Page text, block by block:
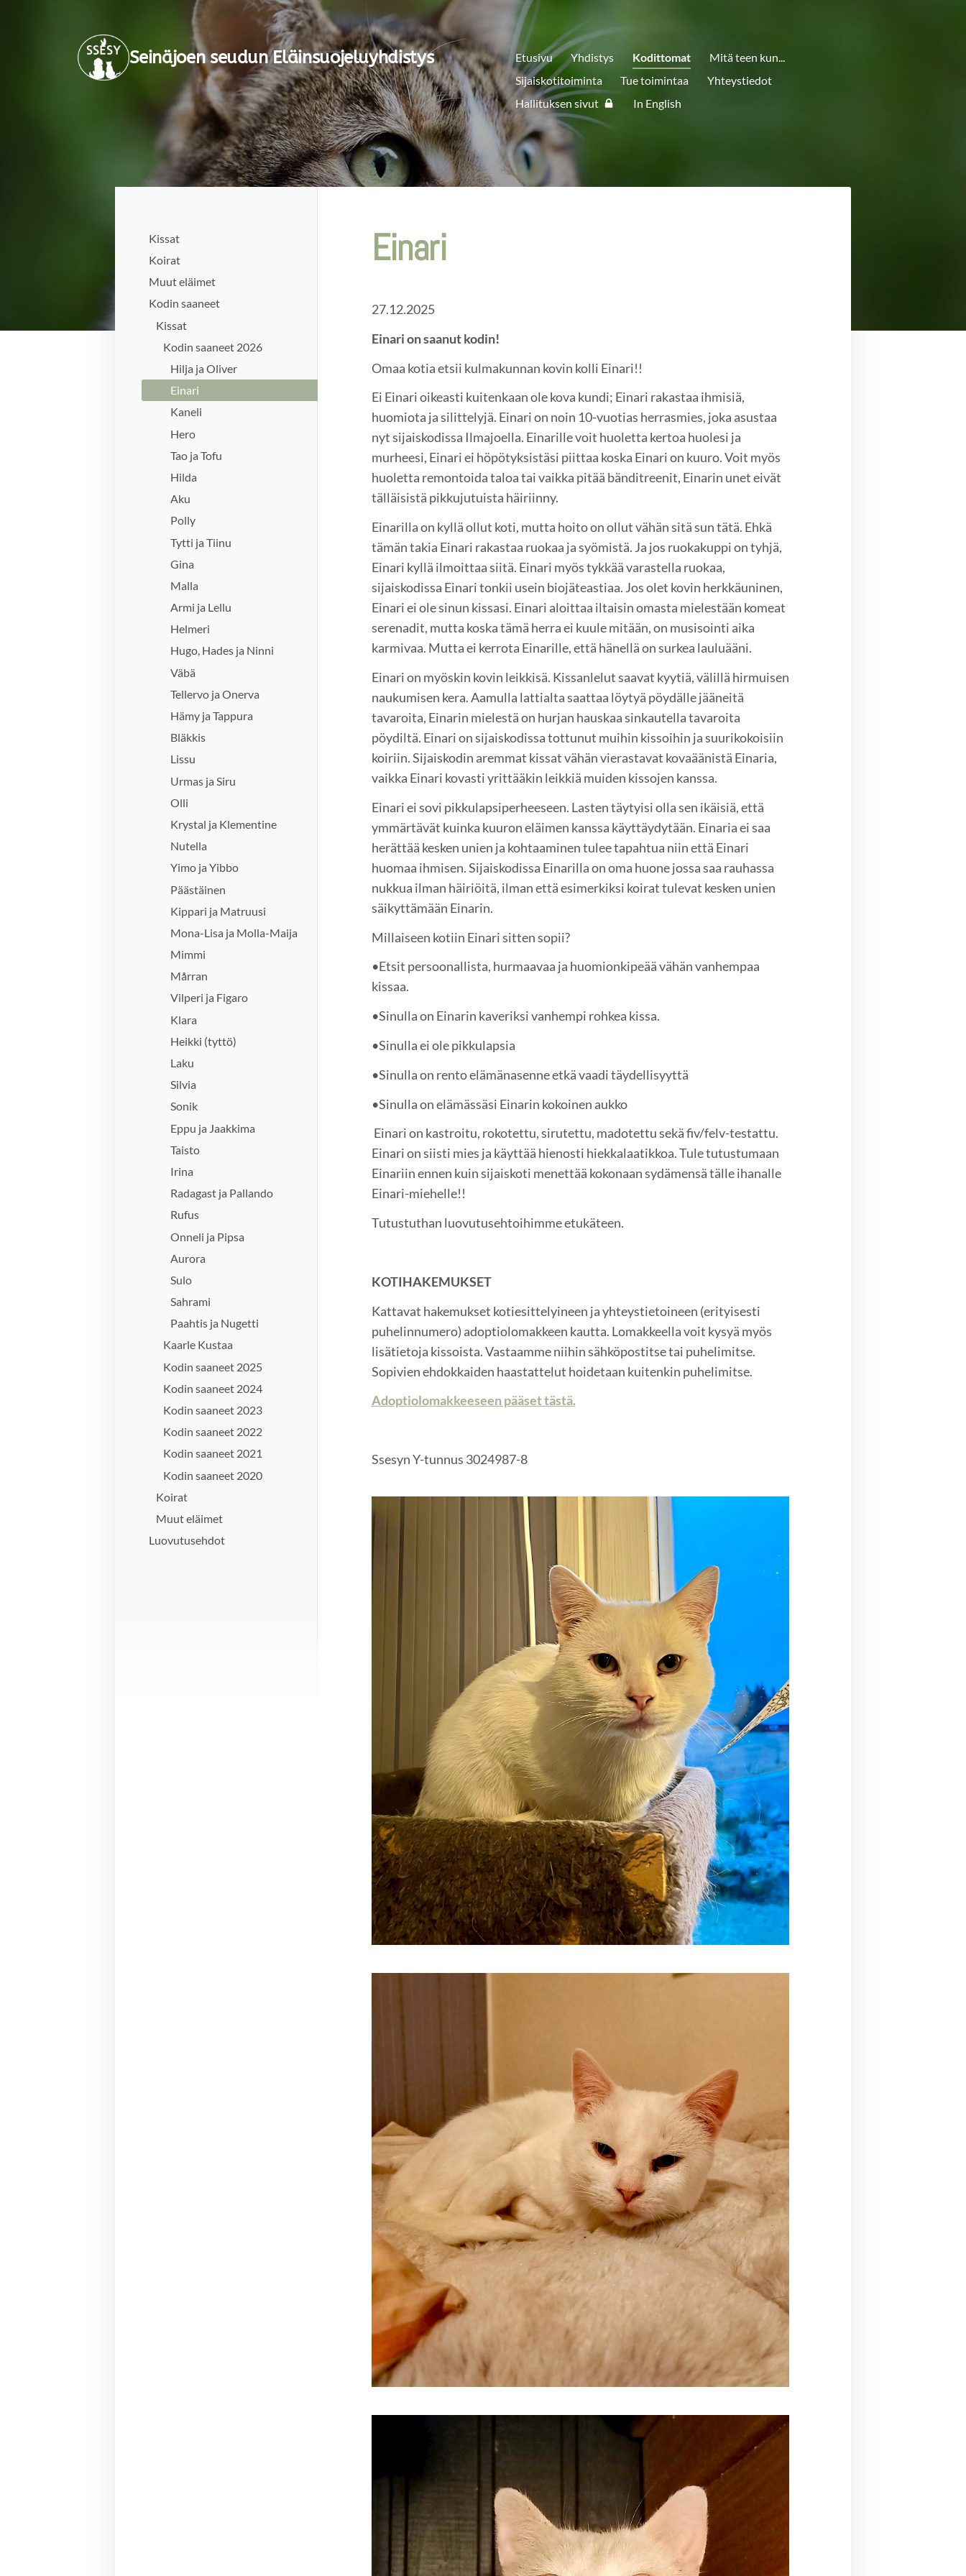
Seinäjoen seudun Eläinsuojeluyhdistys Etusivu Yhdistys Kodittomat
Mitä teen kun...
Sijaiskotitoiminta
Tue toimintaa
Yhteystiedot
Hallituksen sivut
In English
Kissat
Koirat
Muut eläimet
Kodin saaneet
Kissat
Kodin saaneet 2026
Hilja ja Oliver
Einari
Kaneli
Hero
Tao ja Tofu
Hilda
Aku
Polly
Tytti ja Tiinu
Gina
Malla
Armi ja Lellu
Helmeri
Hugo, Hades ja Ninni
Väbä
Tellervo ja Onerva
Hämy ja Tappura
Bläkkis
Lissu
Urmas ja Siru
Olli
Krystal ja Klementine
Nutella
Yimo ja Yibbo
Päästäinen
Kippari ja Matruusi
Mona-Lisa ja Molla-Maija
Mimmi
Mårran
Vilperi ja Figaro
Klara
Heikki (tyttö)
Laku
Silvia
Sonik
Eppu ja Jaakkima
Taisto
Irina
Radagast ja Pallando
Rufus
Onneli ja Pipsa
Aurora
Sulo
Sahrami
Paahtis ja Nugetti
Kaarle Kustaa
Kodin saaneet 2025
Kodin saaneet 2024
Kodin saaneet 2023
Kodin saaneet 2022
Kodin saaneet 2021
Kodin saaneet 2020
Koirat
Muut eläimet
Luovutusehdot
Einari
27.12.2025
Einari on saanut kodin!
Omaa kotia etsii kulmakunnan kovin kolli Einari!!
Ei Einari oikeasti kuitenkaan ole kova kundi; Einari rakastaa ihmisiä,
huomiota ja silittelyjä. Einari on noin 10-vuotias herrasmies, joka asustaa
nyt sijaiskodissa Ilmajoella. Einarille voit huoletta kertoa huolesi ja
murheesi, Einari ei höpötyksistäsi piittaa koska Einari on kuuro. Voit myös
huoletta remontoida taloa tai vaikka pitää bänditreenit, Einarin unet eivät
tälläisistä pikkujutuista häiriinny.
Einarilla on kyllä ollut koti, mutta hoito on ollut vähän sitä sun tätä. Ehkä
tämän takia Einari rakastaa ruokaa ja syömistä. Ja jos ruokakuppi on tyhjä,
Einari kyllä ilmoittaa siitä. Einari myös tykkää varastella ruokaa,
sijaiskodissa Einari tonkii usein biojäteastiaa. Jos olet kovin herkkäuninen,
Einari ei ole sinun kissasi. Einari aloittaa iltaisin omasta mielestään komeat
serenadit, mutta koska tämä herra ei kuule mitään, on musisointi aika
karmivaa. Mutta ei kerrota Einarille, että hänellä on surkea lauluääni.
Einari on myöskin kovin leikkisä. Kissanlelut saavat kyytiä, välillä hirmuisen
naukumisen kera. Aamulla lattialta saattaa löytyä pöydälle jääneitä
tavaroita, Einarin mielestä on hurjan hauskaa sinkautella tavaroita
pöydiltä. Einari on sijaiskodissa tottunut muihin kissoihin ja suurikokoisiin
koiriin. Sijaiskodin aremmat kissat vähän vierastavat kovaäänistä Einaria,
vaikka Einari kovasti yrittääkin leikkiä muiden kissojen kanssa.
Einari ei sovi pikkulapsiperheeseen. Lasten täytyisi olla sen ikäisiä, että
ymmärtävät kuinka kuuron eläimen kanssa käyttäydytään. Einaria ei saa
herättää kesken unien ja kohtaaminen tulee tapahtua niin että Einari
huomaa ihmisen. Sijaiskodissa Einarilla on oma huone jossa saa rauhassa
nukkua ilman häiriöitä, ilman että esimerkiksi koirat tulevat kesken unien
säikyttämään Einarin.
Millaiseen kotiin Einari sitten sopii?
•Etsit persoonallista, hurmaavaa ja huomionkipeää vähän vanhempaa
kissaa.
•Sinulla on Einarin kaveriksi vanhempi rohkea kissa.
•Sinulla ei ole pikkulapsia
•Sinulla on rento elämänasenne etkä vaadi täydellisyyttä
•Sinulla on elämässäsi Einarin kokoinen aukko
Einari on kastroitu, rokotettu, sirutettu, madotettu sekä fiv/felv-testattu.
Einari on siisti mies ja käyttää hienosti hiekkalaatikkoa. Tule tutustumaan
Einariin ennen kuin sijaiskoti menettää kokonaan sydämensä tälle ihanalle
Einari-miehelle!!
Tutustuthan luovutusehtoihimme etukäteen.
KOTIHAKEMUKSET
Kattavat hakemukset kotiesittelyineen ja yhteystietoineen (erityisesti
puhelinnumero) adoptiolomakkeen kautta. Lomakkeella voit kysyä myös
lisätietoja kissoista. Vastaamme niihin sähköpostitse tai puhelimitse.
Sopivien ehdokkaiden haastattelut hoidetaan kuitenkin puhelimitse.
Adoptiolomakkeeseen pääset tästä.
Ssesyn Y-tunnus 3024987-8